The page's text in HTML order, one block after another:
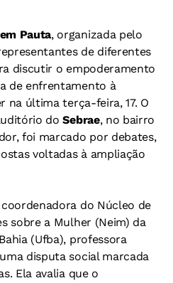
Pauta, organizada pelo
de diferentes
discutir o empoderamento
de enfrentamento à
na última terça-feira, 17. O
doSebrae, no bairro
foi marcado por debates,
voltadas à ampliação
do Núcleo de
sobre a Mulher (Neim) da
(Ufba), professora
disputa social marcada
Ela avalia que o